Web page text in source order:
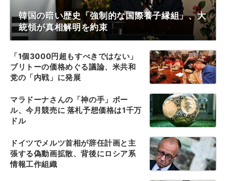
韓国の暗い歴史「強制的な国際養子縁組」、大
統領が真相解明を約束
「1個3000円超もすべきではない」
ブリトーの価格めぐる議論、米共和
党の「内戦」に発展
マラドーナさんの「神の手」ボー
ル、今月競売に 落札予想価格は1千万
ドル
ドイツでメルツ首相が辞任計画と主
張する偽動画拡散、背後にロシア系
情報工作組織